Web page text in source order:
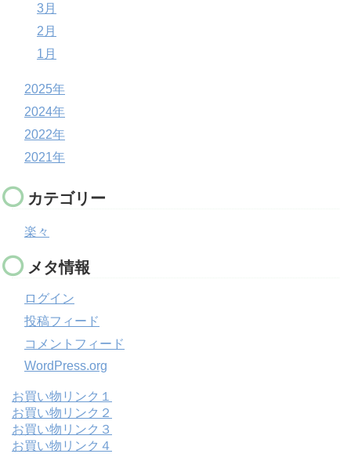
3月
2月
1月
2025年
2024年
2022年
2021年
カテゴリー
楽々
メタ情報
ログイン
投稿フィード
コメントフィード
WordPress.org
お買い物リンク１
お買い物リンク２
お買い物リンク３
お買い物リンク４